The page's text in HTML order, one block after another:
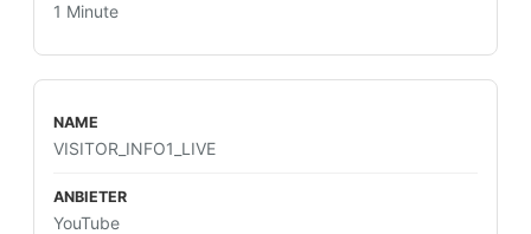
1 Minute
VISITOR_INFO1_LIVE
YouTube